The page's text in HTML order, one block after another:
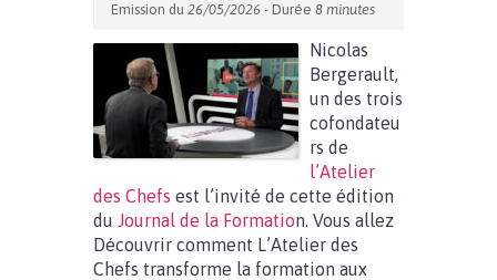
Emission du 26/05/2026 - Durée 8 minutes
Nicolas
Bergerault,
un des trois
cofondateu
rs de
l’Atelier
des Chefs est l’invité de cette édition
du Journal de la Formation. Vous allez
Découvrir comment L’Atelier des
Chefs transforme la formation aux